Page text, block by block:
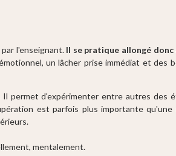
l'enseignant. Il se pratique allongé
un lâcher prise immédiat et des
Il permet d'expérimenter entre autres des
est parfois plus importante
mentalement.